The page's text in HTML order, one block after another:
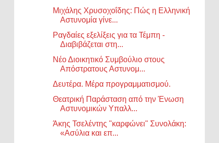
Μιχάλης Χρυσοχοΐδης: Πώς η Ελληνική
Αστυνομία γίνε...
Ραγδαίες εξελίξεις για τα Τέμπη -
Διαβιβάζεται στη...
Νέο Διοικητικό Συμβούλιο στους
Απόστρατους Αστυνομ...
Δευτέρα. Μέρα προγραμματισμού.
Θεατρική Παράσταση από την Ένωση
Αστυνομικών Υπαλλ...
Άκης Τσελέντης "καρφώνει" Συνολάκη:
«Ασύλια και επ...